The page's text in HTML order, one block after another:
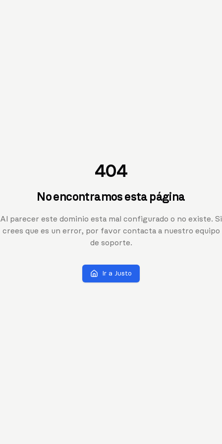
404
No encontramos esta página
Al parecer este dominio esta mal configurado o no existe. Si
crees que es un error, por favor contacta a nuestro equipo
de soporte.
Ir a Justo